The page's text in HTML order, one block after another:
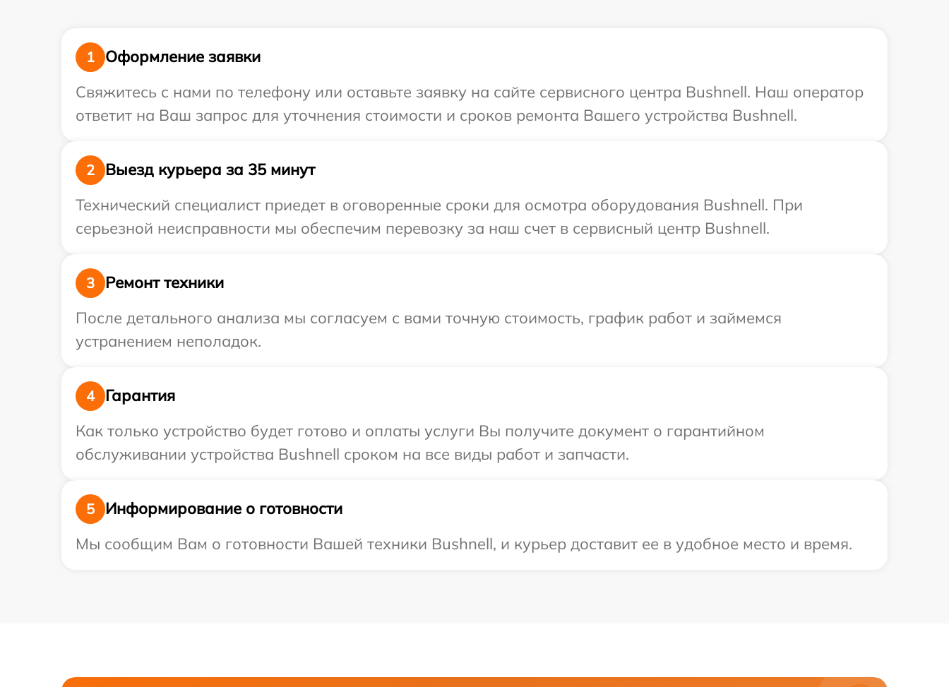
1
Оформление заявки
Свяжитесь с нами по телефону или оставьте заявку на сайте сервисного центра Bushnell. Наш оператор
ответит на Ваш запрос для уточнения стоимости и сроков ремонта Вашего устройства Bushnell.
2
Выезд курьера за 35 минут
Технический специалист приедет в оговоренные сроки для осмотра оборудования Bushnell. При
серьезной неисправности мы обеспечим перевозку за наш счет в сервисный центр Bushnell.
3
Ремонт техники
После детального анализа мы согласуем с вами точную стоимость, график работ и займемся
устранением неполадок.
4
Гарантия
Как только устройство будет готово и оплаты услуги Вы получите документ о гарантийном
обслуживании устройства Bushnell сроком на все виды работ и запчасти.
5
Информирование о готовности
Мы сообщим Вам о готовности Вашей техники Bushnell, и курьер доставит ее в удобное место и время.